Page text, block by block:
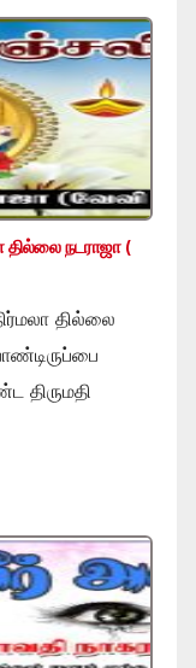
தில்லை நடராஜா (
தில்லை
திருமதி